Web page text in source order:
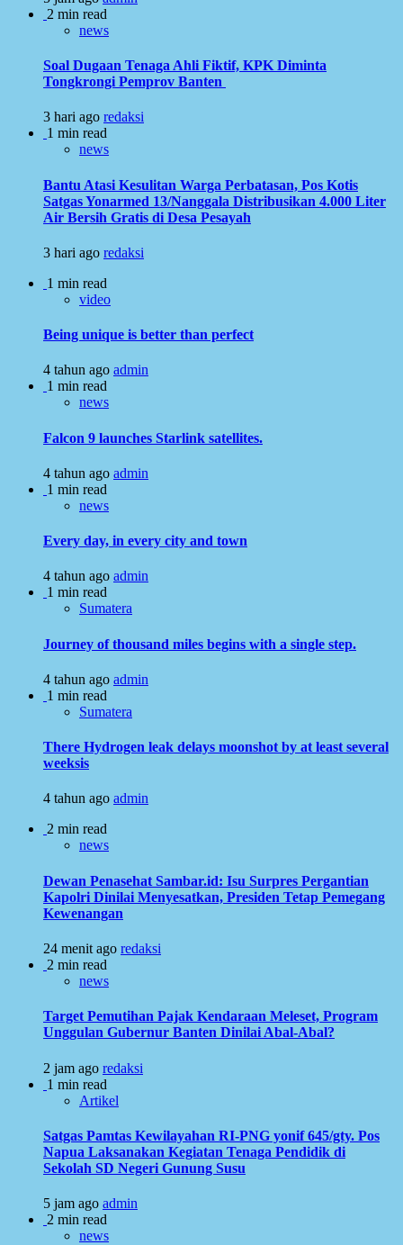
2 min read
news
Soal Dugaan Tenaga Ahli Fiktif, KPK Diminta
Tongkrongi Pemprov Banten
3 hari ago redaksi
1 min read
news
Bantu Atasi Kesulitan Warga Perbatasan, Pos Kotis
Satgas Yonarmed 13/Nanggala Distribusikan 4.000 Liter
Air Bersih Gratis di Desa Pesayah
3 hari ago redaksi
1 min read
video
Being unique is better than perfect
4 tahun ago admin
1 min read
news
Falcon 9 launches Starlink satellites.
4 tahun ago admin
1 min read
news
Every day, in every city and town
4 tahun ago admin
1 min read
Sumatera
Journey of thousand miles begins with a single step.
4 tahun ago admin
1 min read
Sumatera
There Hydrogen leak delays moonshot by at least several
weeksis
4 tahun ago admin
2 min read
news
Dewan Penasehat Sambar.id: Isu Surpres Pergantian
Kapolri Dinilai Menyesatkan, Presiden Tetap Pemegang
Kewenangan
24 menit ago redaksi
2 min read
news
Target Pemutihan Pajak Kendaraan Meleset, Program
Unggulan Gubernur Banten Dinilai Abal-Abal?
2 jam ago redaksi
1 min read
Artikel
Satgas Pamtas Kewilayahan RI-PNG yonif 645/gty. Pos
Napua Laksanakan Kegiatan Tenaga Pendidik di
Sekolah SD Negeri Gunung Susu
5 jam ago admin
2 min read
news